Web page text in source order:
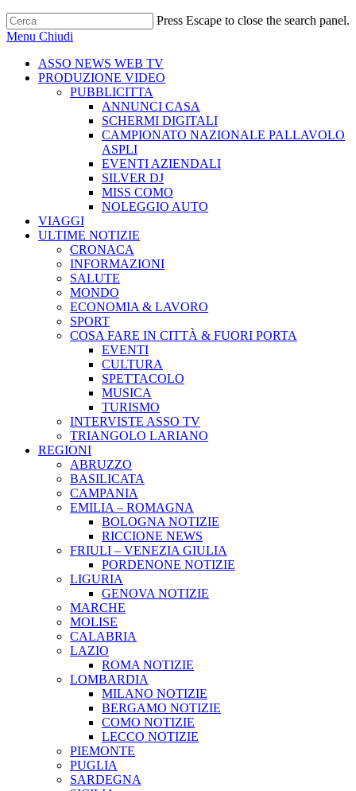
Press Escape to close the search panel.
Menu Chiudi
ASSO NEWS WEB TV
PRODUZIONE VIDEO
PUBBLICITTA
ANNUNCI CASA
SCHERMI DIGITALI
CAMPIONATO NAZIONALE PALLAVOLO
ASPLI
EVENTI AZIENDALI
SILVER DJ
MISS COMO
NOLEGGIO AUTO
VIAGGI
ULTIME NOTIZIE
CRONACA
INFORMAZIONI
SALUTE
MONDO
ECONOMIA & LAVORO
SPORT
COSA FARE IN CITTÀ & FUORI PORTA
EVENTI
CULTURA
SPETTACOLO
MUSICA
TURISMO
INTERVISTE ASSO TV
TRIANGOLO LARIANO
REGIONI
ABRUZZO
BASILICATA
CAMPANIA
EMILIA – ROMAGNA
BOLOGNA NOTIZIE
RICCIONE NEWS
FRIULI – VENEZIA GIULIA
PORDENONE NOTIZIE
LIGURIA
GENOVA NOTIZIE
MARCHE
MOLISE
CALABRIA
LAZIO
ROMA NOTIZIE
LOMBARDIA
MILANO NOTIZIE
BERGAMO NOTIZIE
COMO NOTIZIE
LECCO NOTIZIE
PIEMONTE
PUGLIA
SARDEGNA